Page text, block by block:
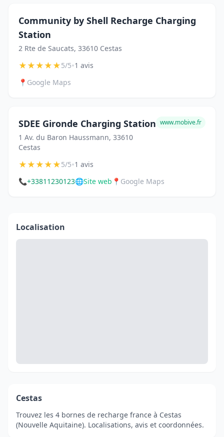
Community by Shell Recharge Charging
Station
2 Rte de Saucats, 33610 Cestas
★★★★★5/5•1 avis
📍 Google Maps
SDEE Gironde Charging Station
1 Av. du Baron Haussmann, 33610
Cestas
www.mobive.fr
★★★★★5/5•1 avis
📞+33811230123🌐Site web 📍 Google Maps
Localisation
Cestas
Trouvez les 4 bornes de recharge france à Cestas
(Nouvelle Aquitaine). Localisations, avis et coordonnées.